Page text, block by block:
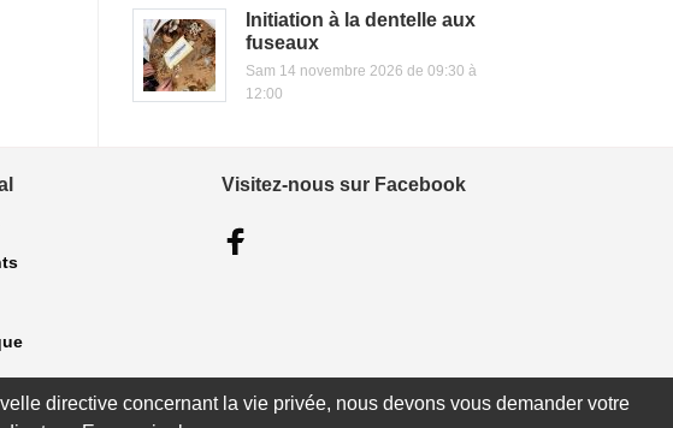
Initiation à la dentelle aux
fuseaux
Sam 14 novembre 2026 de 09:30 à
12:00
exclusivités
Visitez-nous sur Facebook
directive concernant la vie privée, nous devons vous demander votre